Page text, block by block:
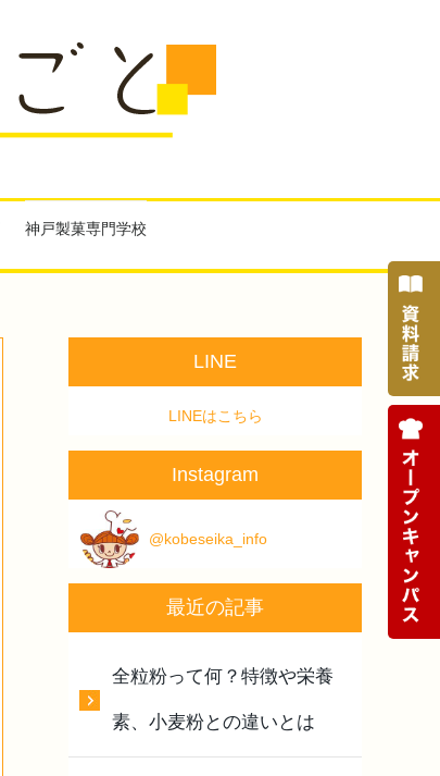
神戸製菓専門学校
LINE
LINEはこちら
Instagram
@kobeseika_info
最近の記事
全粒粉って何？特徴や栄養
素、小麦粉との違いとは